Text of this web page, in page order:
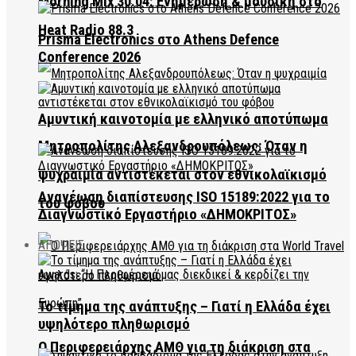
Heat Radio 88.3
Μητροπολίτης Αλεξανδρουπόλεως: Όταν η
ψυχραιμία αντιστέκεται στον εθνικολαϊκισμό
του φόβου
Ο Περιφερειάρχης ΑΜΘ για τη διάκριση στα
Prisma Electronics στο Athens Defence
Conference 2026
Αμυντική καινοτομία με ελληνικό αποτύπωμα
Ανανέωση διαπίστευσης ISO 15189:2022 για το
Διαγνωστικό Εργαστήριο «ΔΗΜΟΚΡΙΤΟΣ»
ΑΠΟΨΕΙΣ
Το τίμημα της ανάπτυξης – Γιατί η Ελλάδα έχει
υψηλότερο πληθωρισμό